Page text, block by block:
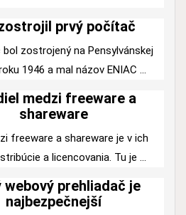
prvý počítač
zostrojený na Pensylvánskej
1946 a mal názov ENIAC ...
medzi freeware a
shareware
freeware a shareware je v ich
a licencovania. Tu je ...
webový prehliadač je
najbezpečnejší